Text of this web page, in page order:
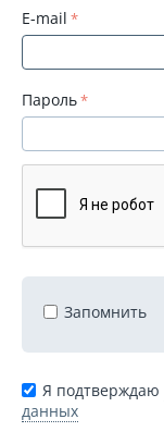
E-mail
Пароль
Запомнить
Я подтверждаю
данных